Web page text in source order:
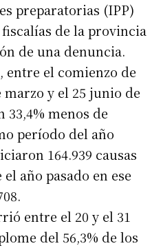
preparatorias (IPP)
de la provincia
de una denuncia.
el comienzo de
y el 25 junio de
33,4% menos de
período del año
164.939 causas
año pasado en ese
entre el 20 y el 31
del 56,3% de los